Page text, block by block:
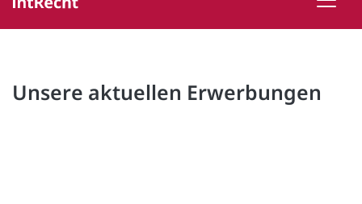
Unsere aktuellen Erwerbungen